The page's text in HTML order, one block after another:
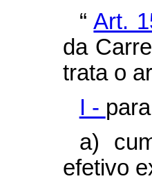
“Art.
da
trata o
I -
a)
efetivo